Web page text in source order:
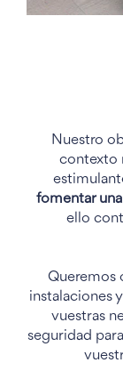
Nuestro
contexto
fomentar
ello
Queremos
instalaciones
vuestras
seguridad